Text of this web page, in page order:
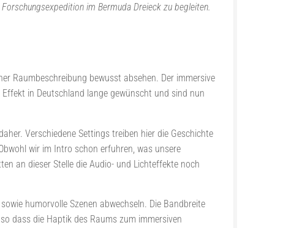
im Bermuda Dreieck zu begleiten.
Raumbeschreibung bewusst absehen. Der immersive
in Deutschland lange gewünscht und sind nun
Verschiedene Settings treiben hier die Geschichte
wir im Intro schon erfuhren, was unsere
an dieser Stelle die Audio- und Lichteffekte noch
humorvolle Szenen abwechseln. Die Bandbreite
dass die Haptik des Raums zum immersiven